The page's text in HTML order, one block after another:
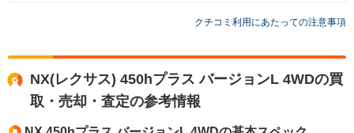
クチコミ利用にあたっての注意事項
NX(レクサス) 450hプラス バージョンL 4WDの買
取・売却・査定の参考情報